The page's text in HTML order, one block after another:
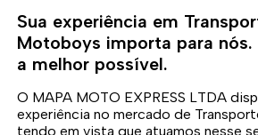
Sua experiência em
Motoboys importa para nós.
a melhor possível.
O MAPA MOTO EXPRESS LTDA
experiência no mercado de
tendo em vista que atuamos nesse